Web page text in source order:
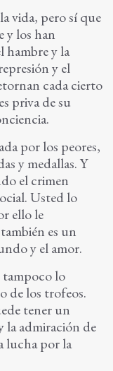
vida, pero sí que
y los han
hambre y la
y el
cada cierto
priva de su
por los peores,
y medallas. Y
el crimen
Usted lo
ello le
es un
y el amor.
lo
de los trofeos.
tener un
la admiración de
lucha por la